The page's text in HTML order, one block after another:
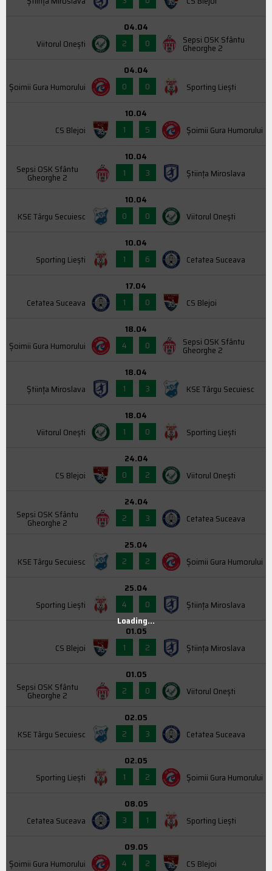
Viitorul Onești
04.04
2
0 Sepsi OSK Sfântu
Gheorghe 2
Şoimii Gura Humorului
04.04
0
0 Sporting Liești
CS Blejoi
10.04
1
5 Şoimii Gura Humorului
Sepsi OSK Sfântu
Gheorghe 2
10.04
1
3 Știința Miroslava
KSE Târgu Secuiesc
10.04
0
0 Viitorul Onești
Sporting Liești
10.04
1
6 Cetatea Suceava
Cetatea Suceava
17.04
1
0 CS Blejoi
Şoimii Gura Humorului
18.04
4
0 Sepsi OSK Sfântu
Gheorghe 2
Știința Miroslava
18.04
1
3 KSE Târgu Secuiesc
Viitorul Onești
18.04
1
0 Sporting Liești
CS Blejoi
24.04
0
2 Viitorul Onești
Sepsi OSK Sfântu
Gheorghe 2
24.04
2
3 Cetatea Suceava
KSE Târgu Secuiesc
25.04
2
2 Şoimii Gura Humorului
Sporting Liești
25.04
4
0 Știința Miroslava
CS Blejoi
01.05
1
2 Știința Miroslava
Sepsi OSK Sfântu
Gheorghe 2
01.05
2
0 Viitorul Onești
KSE Târgu Secuiesc
02.05
2
3 Cetatea Suceava
Sporting Liești
02.05
1
2 Şoimii Gura Humorului
Cetatea Suceava
08.05
3
1 Sporting Liești
Şoimii Gura Humorului
09.05
4
2 CS Blejoi
Loading...